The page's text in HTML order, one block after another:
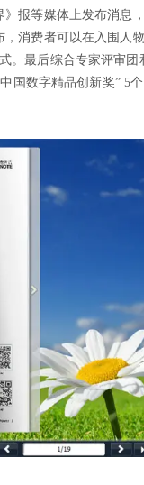
报等媒体上发布消息
消费者可以在入围人
。最后综合专家评审团
国数字精品创新奖” 5